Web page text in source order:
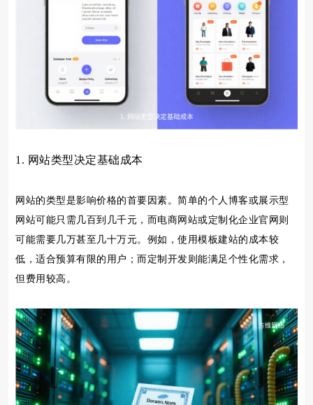
1. 网站类型决定基础成本
网站的类型是影响价格的首要因素。简单的个人博客或展示型
网站可能只需几百到几千元，而电商网站或定制化企业官网则
可能需要几万甚至几十万元。例如，使用模板建站的成本较
低，适合预算有限的用户；而定制开发则能满足个性化需求，
但费用较高。